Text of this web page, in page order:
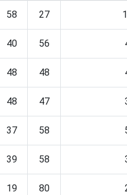
58 27
40 56
48 48
48 47
37 58
39 58
19 80